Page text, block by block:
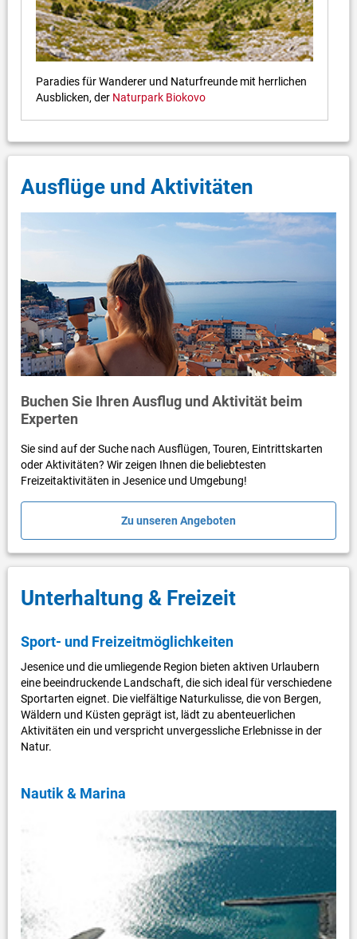
Paradies für Wanderer und Naturfreunde mit herrlichen
Ausblicken, der Naturpark Biokovo
Ausflüge und Aktivitäten
Buchen Sie Ihren Ausflug und Aktivität beim
Experten
Sie sind auf der Suche nach Ausflügen, Touren, Eintrittskarten
oder Aktivitäten? Wir zeigen Ihnen die beliebtesten
Freizeitaktivitäten in Jesenice und Umgebung!
Zu unseren Angeboten
Unterhaltung & Freizeit
Sport- und Freizeitmöglichkeiten
Jesenice und die umliegende Region bieten aktiven Urlaubern
eine beeindruckende Landschaft, die sich ideal für verschiedene
Sportarten eignet. Die vielfältige Naturkulisse, die von Bergen,
Wäldern und Küsten geprägt ist, lädt zu abenteuerlichen
Aktivitäten ein und verspricht unvergessliche Erlebnisse in der
Natur.
Nautik & Marina